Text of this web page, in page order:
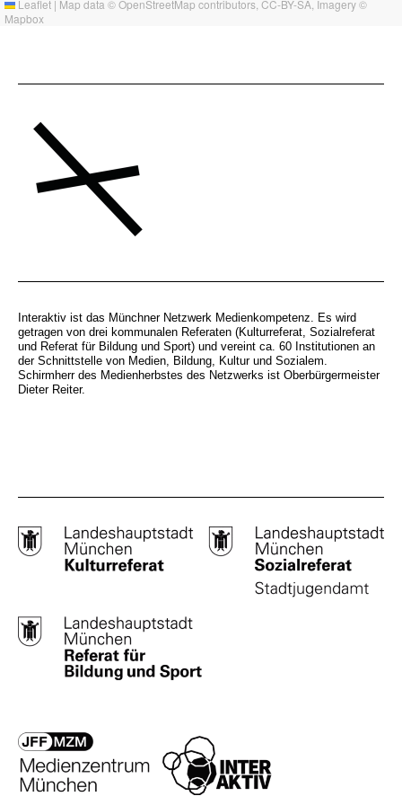
Leaflet | Map data ©OpenStreetMap contributors, CC-BY-SA , Imagery ©
Mapbox
Interaktiv ist das Münchner Netzwerk Medienkompetenz. Es wird
getragen von drei kommunalen Referaten (Kulturreferat, Sozialreferat
und Referat für Bildung und Sport) und vereint ca. 60 Institutionen an
der Schnittstelle von Medien, Bildung, Kultur und Sozialem.
Schirmherr des Medienherbstes des Netzwerks ist Oberbürgermeister
Dieter Reiter.